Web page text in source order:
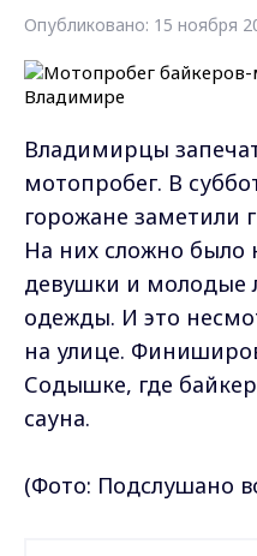
Опубликовано: 15 ноября
Владимирцы
мотопробег. В
горожане заметили
На них сложно было
девушки и молодые
одежды. И это
на улице.
Содышке, где
сауна.
(Фото: Подслушано